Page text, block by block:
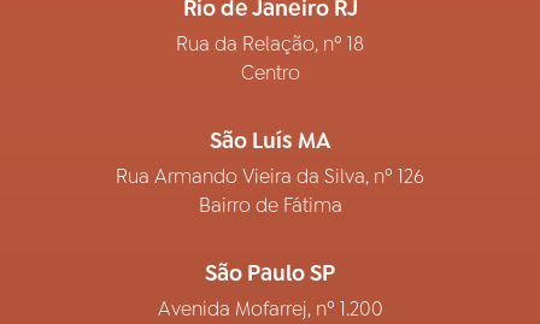
Rio de Janeiro RJ
Rua da Relação, nº 18
Centro
São Luís MA
Rua Armando Vieira da Silva, nº 126
Bairro de Fátima
São Paulo SP
Avenida Mofarrej, nº 1.200